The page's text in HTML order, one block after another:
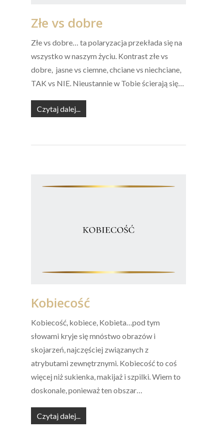
Złe vs dobre
Złe vs dobre… ta polaryzacja przekłada się na
wszystko w naszym życiu. Kontrast złe vs
dobre, jasne vs ciemne, chciane vs niechciane,
TAK vs NIE. Nieustannie w Tobie ścierają się…
Czytaj dalej...
Kobiecość
Kobiecość, kobiece, Kobieta…pod tym
słowami kryje się mnóstwo obrazów i
skojarzeń, najczęściej związanych z
atrybutami zewnętrznymi. Kobiecość to coś
więcej niż sukienka, makijaż i szpilki. Wiem to
doskonale, ponieważ ten obszar…
Czytaj dalej...